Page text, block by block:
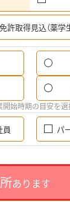
許取得見込（薬学
始時期の目安を
員 パ
あります